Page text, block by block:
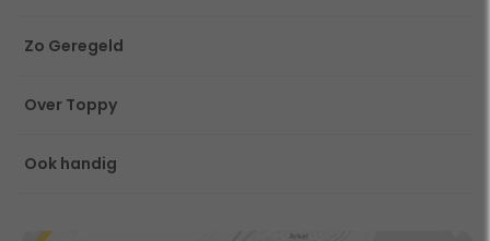
Zo Geregeld
Over Toppy
Ook handig